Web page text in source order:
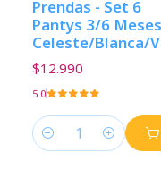
Prendas - Set 6
Pantys 3/6 Meses
Celeste/Blanca/
$12.990
5.0
Cantidad